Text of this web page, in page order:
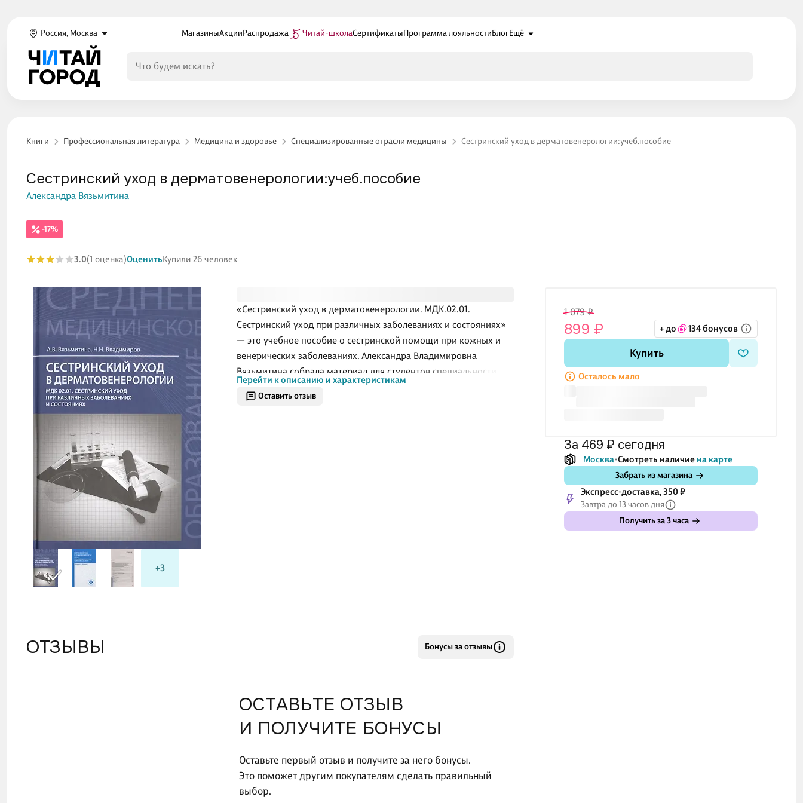
Россия, Москва МагазиныАкцииРаспродажа Читай-школаСертификатыПрограмма лояльностиБлогЕщё
Книги Профессиональная литература Медицина и здоровье Специализированные отрасли медицины Сестринский уход в дерматовенерологии:учеб.пособие
+3
Оставить отзыв
«Сестринский уход в дерматовенерологии. МДК.02.01.
Сестринский уход при различных заболеваниях и состояниях»
— это учебное пособие о сестринской помощи при кожных и
венерических заболеваниях. Александра Владимировна
Вязьмитина собрала материал для студентов специальности
«Сестринское дело», которым важно разобраться в причинах
заболеваний, клинических проявлениях, диагностике проблем
Перейти к описанию и характеристикам
-17%
Сестринский уход в дерматовенерологии:учеб.пособие
Александра Вязьмитина
3.0(1 оценка)ОценитьКупили 26 человек
1 079 ₽
899 ₽ + до 134 бонусов
Купить
Осталось мало
за 469 ₽ сегодня
Москва Смотреть наличие на карте
Забрать из магазина
Экспресс-доставка, 350 ₽
Завтра до 13 часов дня
Получить за 3 часа
ОТЗЫВЫ Бонусы за отзывы
ОСТАВЬТЕ ОТЗЫВ
И ПОЛУЧИТЕ БОНУСЫ
Оставьте первый отзыв и получите за него бонусы.
Это поможет другим покупателям сделать правильный
выбор.